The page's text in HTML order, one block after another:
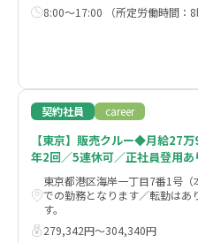
8:00～17:00 （所定労働時間：8
契約社員 career
【東京】販売クルー◆月給27
年2回／5連休可／正社員登用あ
東京都港区海岸一丁目7番1号
での勤務となります／転勤はあ
す。
279,342円〜304,340円